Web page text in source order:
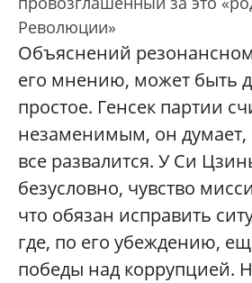
Революции»
Объяснений
его мнению, может быть
простое. Генсек партии
незаменимым, он думает,
все развалится. У Си
безусловно, чувство
что обязан исправить
где, по его убеждению,
победы над коррупцией.